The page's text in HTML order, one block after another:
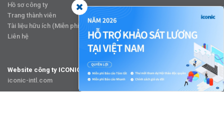
Hồ sơ công ty
Trang thành viên
Tài liệu hữu ích (Miễn phí)
Liên hệ
Website công ty ICONIC
iconic-intl.com